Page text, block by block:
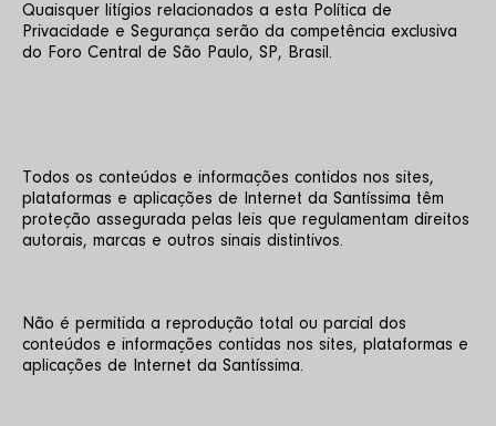
Quaisquer litígios relacionados a esta Política de
Privacidade e Segurança serão da competência exclusiva
do Foro Central de São Paulo, SP, Brasil.
Todos os conteúdos e informações contidos nos sites,
plataformas e aplicações de Internet da Santíssima têm
proteção assegurada pelas leis que regulamentam direitos
autorais, marcas e outros sinais distintivos.
Não é permitida a reprodução total ou parcial dos
conteúdos e informações contidas nos sites, plataformas e
aplicações de Internet da Santíssima.